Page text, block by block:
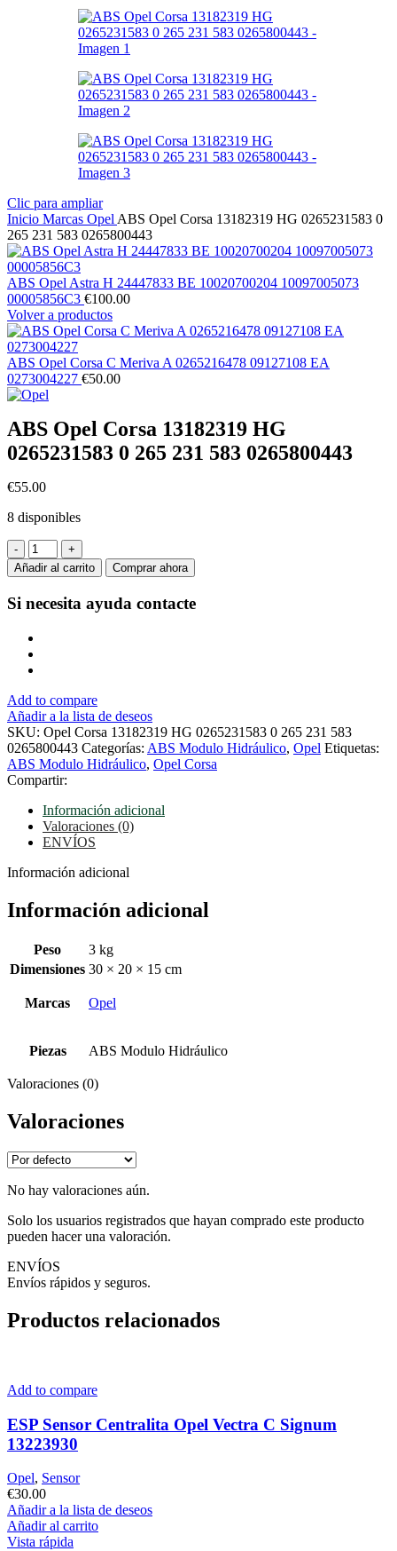
Clic para ampliar
Inicio Marcas Opel ABS Opel Corsa 13182319 HG 0265231583 0
265 231 583 0265800443
ABS Opel Astra H 24447833 BE 10020700204 10097005073
00005856C3 €100.00
Volver a productos
ABS Opel Corsa C Meriva A 0265216478 09127108 EA
0273004227 €50.00
ABS Opel Corsa 13182319 HG
0265231583 0 265 231 583 0265800443
€55.00
8 disponibles
ABS
Opel
Corsa
13182319
HG
0
265
231
0265800443
cantidad
Añadir al carrito Comprar ahora
Si necesita ayuda contacte
Add to compare
Añadir a la lista de deseos
SKU: Opel Corsa 13182319 HG 0265231583 0 265 231 583
0265800443 Categorías: ABS Modulo Hidráulico, Opel Etiquetas:
ABS Modulo Hidráulico, Opel Corsa
Compartir:
Información adicional
Valoraciones (0)
ENVÍOS
Información adicional
Información adicional
Peso
3 kg
Dimensiones 30 × 20 × 15 cm
Marcas Opel
Piezas ABS Modulo Hidráulico
Valoraciones (0)
Valoraciones
No hay valoraciones aún.
Solo los usuarios registrados que hayan comprado este producto
pueden hacer una valoración.
ENVÍOS
Envíos rápidos y seguros.
Productos relacionados
Add to compare
ESP Sensor Centralita Opel Vectra C Signum
13223930
Opel, Sensor
€30.00
Añadir a la lista de deseos
Añadir al carrito
Vista rápida